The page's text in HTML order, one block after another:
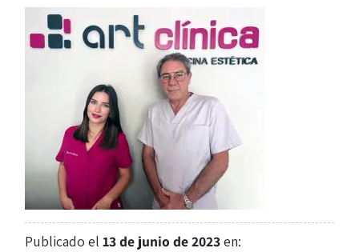
Publicado el13 de junio de 2023en: